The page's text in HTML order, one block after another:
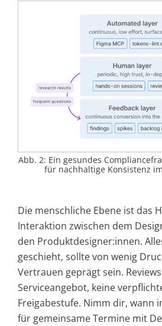
Abb. 2: Ein gesundes
für nachhaltige Konsistenz
Die menschliche Ebene ist das
Interaktion zwischen dem
den Produktdesigner:innen.
geschieht, sollte von wenig
Vertrauen geprägt sein.
Serviceangebot, keine
Freigabestufe. Nimm dir, wann
für gemeinsame Termine mit